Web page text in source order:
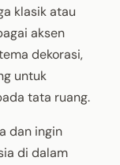
klasik atau
aksen
dekorasi,
untuk
tata ruang.
dan ingin
di dalam